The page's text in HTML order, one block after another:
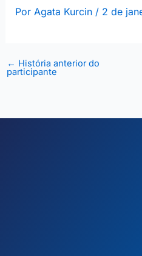
Por Agata Kurcin / 2 de
← História anterior do
participante